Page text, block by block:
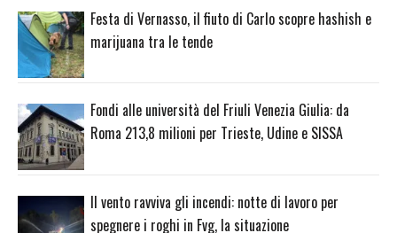
Festa di Vernasso, il fiuto di Carlo scopre hashish e
marijuana tra le tende
Fondi alle università del Friuli Venezia Giulia: da
Roma 213,8 milioni per Trieste, Udine e SISSA
Il vento ravviva gli incendi: notte di lavoro per
spegnere i roghi in Fvg, la situazione